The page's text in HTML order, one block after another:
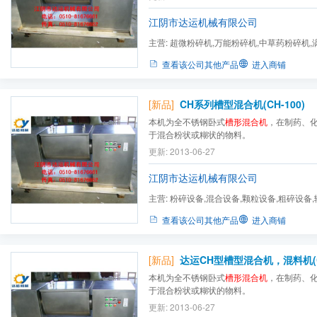
江阴市达运机械有限公司
主营: 超微粉碎机,万能粉碎机,中草药粉碎机,
查看该公司其他产品 进入商铺
[新品] CH系列槽型混合机(CH-100)
本机为全不锈钢卧式槽形混合机 ，在制药、
于混合粉状或糊状的物料。
更新: 2013-06-27
江阴市达运机械有限公司
主营:粉碎设备,混合设备,颗粒设备,粗碎设备
查看该公司其他产品 进入商铺
[新品] 达运CH型槽型混合机，混料机
本机为全不锈钢卧式槽形混合机 ，在制药、
于混合粉状或糊状的物料。
更新: 2013-06-27